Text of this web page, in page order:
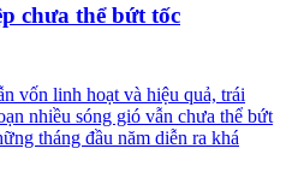
chưa thể bứt tốc
vốn linh hoạt và hiệu quả, trái
nhiều sóng gió vẫn chưa thể bứt
tháng đầu năm diễn ra khá